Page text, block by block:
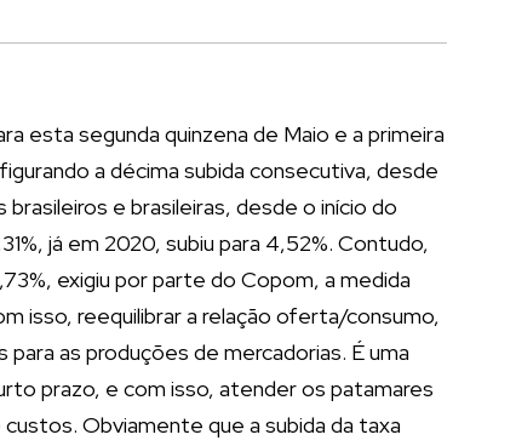
esta segunda quinzena de Maio e a primeira
a décima subida consecutiva, desde
e brasileiras, desde o início do
já em 2020, subiu para 4,52%. Contudo,
exigiu por parte do Copom, a medida
isso, reequilibrar a relação oferta/consumo,
as produções de mercadorias. É uma
prazo, e com isso, atender os patamares
Obviamente que a subida da taxa